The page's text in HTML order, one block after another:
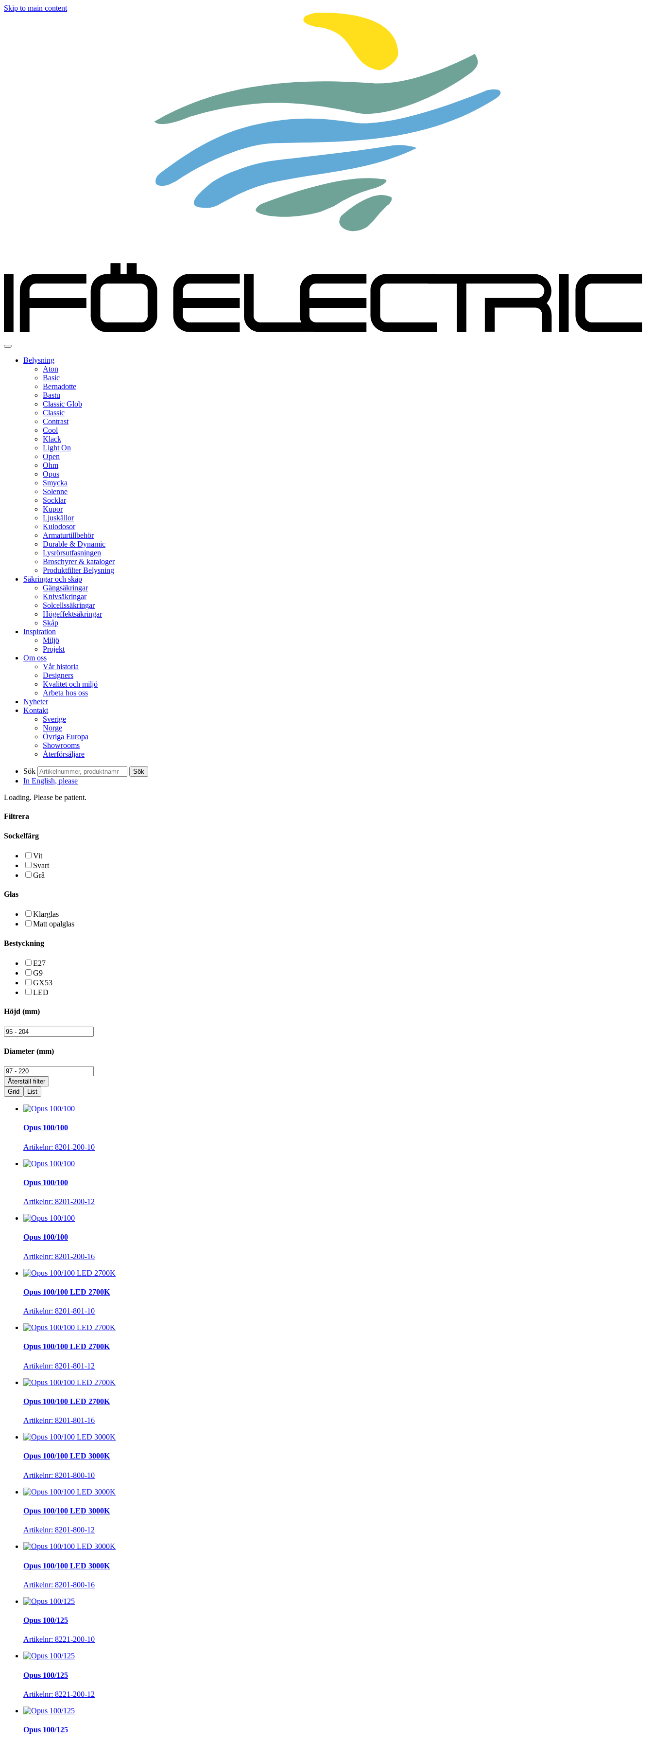
Skip to main content
Belysning
Aton
Basic
Bernadotte
Bastu
Classic Glob
Classic
Contrast
Cool
Klack
Light On
Open
Ohm
Opus
Smycka
Solenne
Socklar
Kupor
Ljuskällor
Kulodosor
Armaturtillbehör
Durable & Dynamic
Lysrörsutfasningen
Broschyrer & kataloger
Produktfilter Belysning
Säkringar och skåp
Gängsäkringar
Knivsäkringar
Solcellssäkringar
Högeffektsäkringar
Skåp
Inspiration
Miljö
Projekt
Om oss
Vår historia
Designers
Kvalitet och miljö
Arbeta hos oss
Nyheter
Kontakt
Sverige
Norge
Övriga Europa
Showrooms
Återförsäljare
Sök Sök
In English, please
Loading. Please be patient.
Filtrera
Sockelfärg
Vit
Svart
Grå
Glas
Klarglas
Matt opalglas
Bestyckning
E27
G9
GX53
LED
Höjd (mm)
Diameter (mm)
Grid List
Opus 100/100
Artikelnr: 8201-200-10
Opus 100/100
Artikelnr: 8201-200-12
Opus 100/100
Artikelnr: 8201-200-16
Opus 100/100 LED 2700K
Artikelnr: 8201-801-10
Opus 100/100 LED 2700K
Artikelnr: 8201-801-12
Opus 100/100 LED 2700K
Artikelnr: 8201-801-16
Opus 100/100 LED 3000K
Artikelnr: 8201-800-10
Opus 100/100 LED 3000K
Artikelnr: 8201-800-12
Opus 100/100 LED 3000K
Artikelnr: 8201-800-16
Opus 100/125
Artikelnr: 8221-200-10
Opus 100/125
Artikelnr: 8221-200-12
Opus 100/125